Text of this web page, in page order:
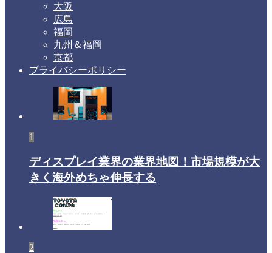
大阪
広島
福岡
九州＆福岡
京都
プライバシーポリシー
1
ディスプレイ業界の業界地図！市場規模が大
きく海外めちゃ伸長する
2